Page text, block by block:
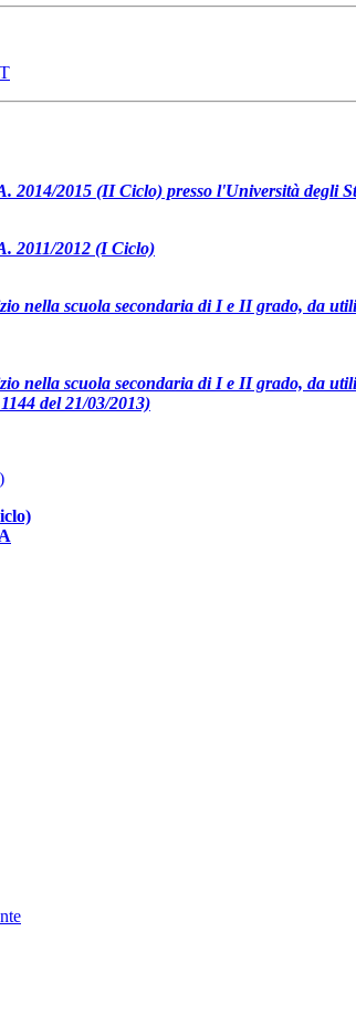
2014/2015 (II Ciclo) presso l'Università degli
2011/2012 (I Ciclo)
nella scuola secondaria di I e II grado, da
nella scuola secondaria di I e II grado, da
del 21/03/2013)